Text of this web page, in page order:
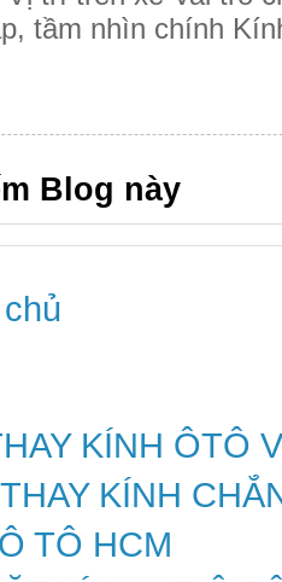
tầm nhìn chính
Blog này
KÍNH ÔTÔ
KÍNH
TÔ HCM